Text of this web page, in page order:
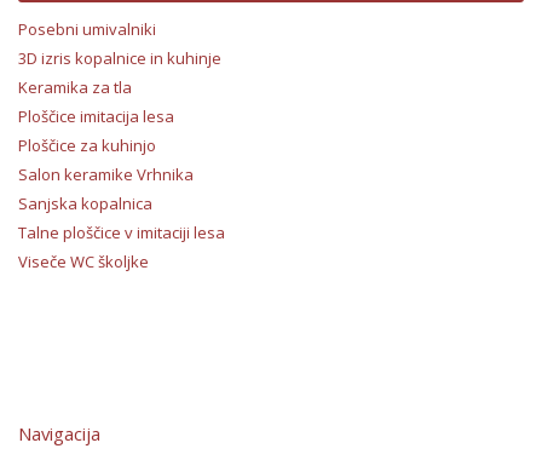
Posebni umivalniki
3D izris kopalnice in kuhinje
Keramika za tla
Ploščice imitacija lesa
Ploščice za kuhinjo
Salon keramike Vrhnika
Sanjska kopalnica
Talne ploščice v imitaciji lesa
Viseče WC školjke
Navigacija